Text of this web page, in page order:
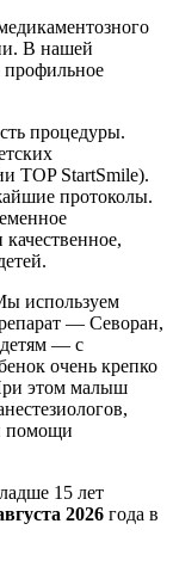
В нашей
профильное
процедуры.
TOP StartSmile).
протоколы.
качественное,
используем
— Севоран,
— с
очень крепко
этом малыш
помощи
15 лет
2026 года в